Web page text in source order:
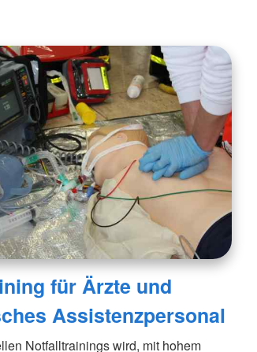
für Ärzte und
Assistenzpersonal
Notfalltrainings wird, mit hohem